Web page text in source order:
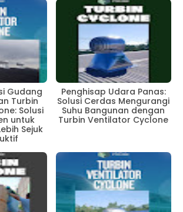
Gudang
Turbin
Solusi
untuk
Sejuk
Penghisap Udara Panas:
Solusi Cerdas Mengurangi
Suhu Bangunan dengan
Turbin Ventilator Cyclone